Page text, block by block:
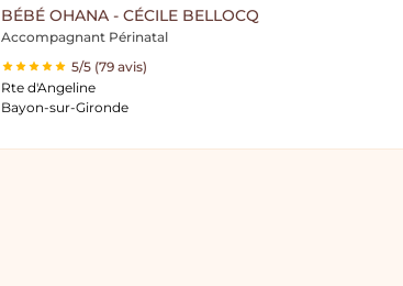
BÉBÉ OHANA - CÉCILE BELLOCQ
Accompagnant Périnatal
5/5 (79 avis)
Rte d'Angeline
Bayon-sur-Gironde